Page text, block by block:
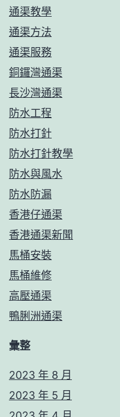
通渠教學
通渠方法
通渠服務
銅鑼灣通渠
長沙灣通渠
防水工程
防水打針
防水打針教學
防水與風水
防水防漏
香港仔通渠
香港通渠新聞
馬桶安裝
馬桶維修
高壓通渠
鴨脷洲通渠
彙整
2023 年 8 月
2023 年 5 月